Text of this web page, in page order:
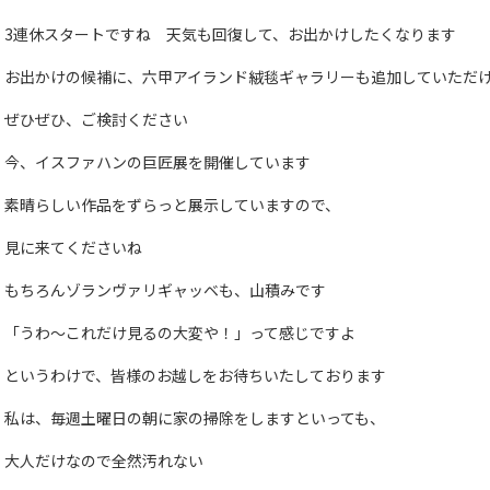
3連休スタートですね 天気も回復して、お出かけしたくなります
お出かけの候補に、六甲アイランド絨毯ギャラリーも追加していただ
ぜひぜひ、ご検討ください
今、イスファハンの巨匠展を開催しています
素晴らしい作品をずらっと展示していますので、
見に来てくださいね
もちろんゾランヴァリギャッベも、山積みです
「うわ～これだけ見るの大変や！」って感じですよ
というわけで、皆様のお越しをお待ちいたしております
私は、毎週土曜日の朝に家の掃除をしますといっても、
大人だけなので全然汚れない